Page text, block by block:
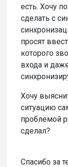
есть. Хочу
сделать с
просят
которого
входа и
Хочу
ситуацию
проблемой
сделал?
Спасибо за